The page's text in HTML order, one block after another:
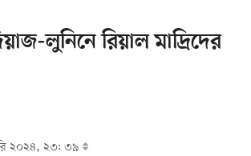
লুনিনে রিয়াল মাদ্রিদের
২০২৪, ২৩: ৩৯